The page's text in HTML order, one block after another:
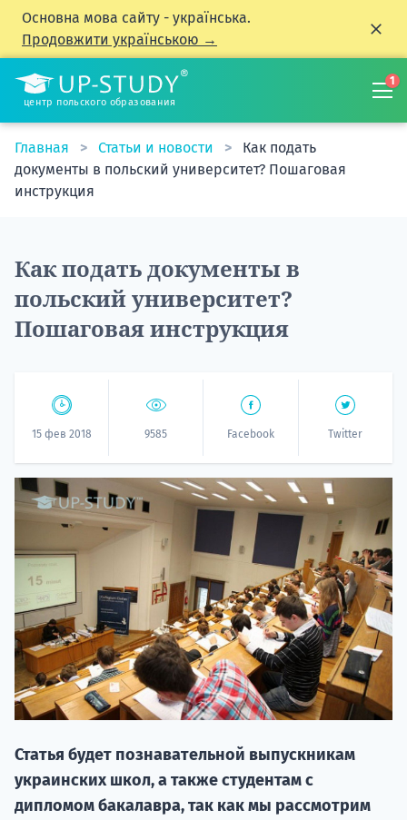
Основна мова сайту - українська.
Продовжити українською →
центр польского образования
1
Главная Статьи и новости
Как подать
документы в польский университет? Пошаговая
инструкция
Как подать документы в
польский университет?
Пошаговая инструкция
15 фев 2018 9585 Facebook Twitter
Статья будет познавательной выпускникам
украинских школ, а также студентам с
дипломом бакалавра, так как мы рассмотрим
20.09